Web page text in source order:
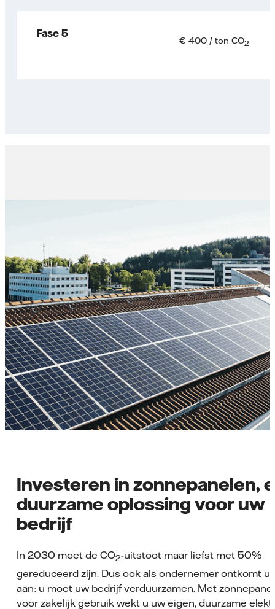
Fase 5
€ 400 / ton CO2
Investeren in zonnepanelen,
duurzame oplossing voor uw
bedrijf
In 2030 moet de CO2-uitstoot maar liefst met 50%
gereduceerd zijn. Dus ook als ondernemer ontkomt u
aan: u moet uw bedrijf verduurzamen. Met
voor zakelijk gebruik wekt u uw eigen, duurzame